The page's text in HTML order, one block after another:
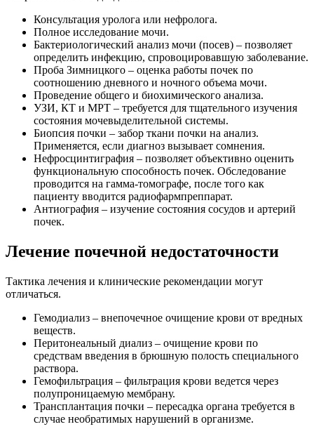
Консультация уролога или нефролога.
Полное исследование мочи.
Бактериологический анализ мочи (посев) – позволяет
определить инфекцию, спровоцировавшую заболевание.
Проба Зимницкого – оценка работы почек по
соотношению дневного и ночного объема мочи.
Проведение общего и биохимического анализа.
УЗИ, КТ и МРТ – требуется для тщательного изучения
состояния мочевыделительной системы.
Биопсия почки – забор ткани почки на анализ.
Применяется, если диагноз вызывает сомнения.
Нефросцинтиграфия – позволяет объективно оценить
функциональную способность почек. Обследование
проводится на гамма-томографе, после того как
пациенту вводится радиофармпреппарат.
Антиография – изучение состояния сосудов и артерий
почек.
Лечение почечной недостаточности
Тактика лечения и клинические рекомендации могут
отличаться.
Гемодиализ – внепочечное очищение крови от вредных
веществ.
Перитонеальный диализ – очищение крови по
средствам введения в брюшную полость специального
раствора.
Гемофильтрация – фильтрация крови ведется через
полупроницаемую мембрану.
Трансплантация почки – пересадка органа требуется в
случае необратимых нарушений в организме.